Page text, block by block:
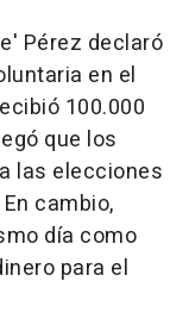
Pérez declaró
en el
100.000
que los
las elecciones
cambio,
día como
para el